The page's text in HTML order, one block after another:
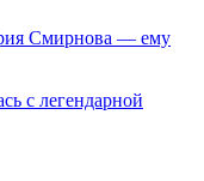
Смирнова — ему
с легендарной